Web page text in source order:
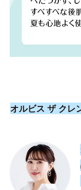
オルビス ザ クレ